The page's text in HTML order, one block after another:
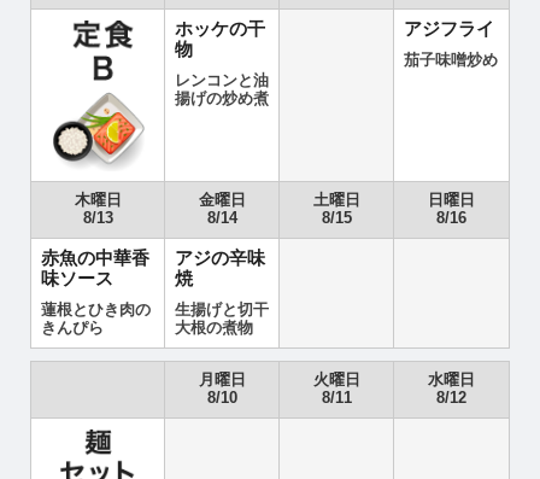
ホッケの干
物
レンコンと油
揚げの炒め煮
アジフライ
茄子味噌炒め
木曜日
8/13
金曜日
8/14
土曜日
8/15
日曜日
8/16
赤魚の中華香
味ソース
蓮根とひき肉の
きんぴら
アジの辛味
焼
生揚げと切干
大根の煮物
月曜日
8/10
火曜日
8/11
水曜日
8/12